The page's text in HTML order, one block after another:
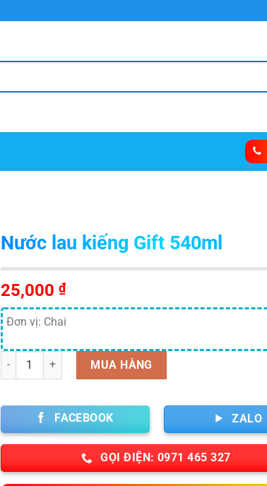
Nước lau kiếng Gift 540ml
25,000 ₫
Đơn vị: Chai
Số lượng MUA HÀNG
FACEBOOK ZALO
GỌI ĐIỆN: 0971 465 327